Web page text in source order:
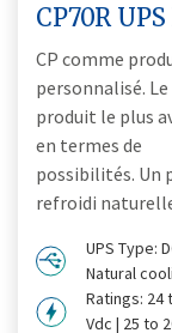
CP70R
CP comme
personnalisé. Le
produit le plus
en termes de
possibilités. Un
refroidi
UPS Type:
Natural
Ratings: 24
Vdc | 25 to